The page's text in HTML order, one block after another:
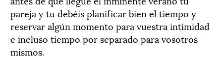
pareja y tu debéis planificar bien el tiempo y
reservar algún momento para vuestra intimidad
e incluso tiempo por separado para vosotros
mismos.